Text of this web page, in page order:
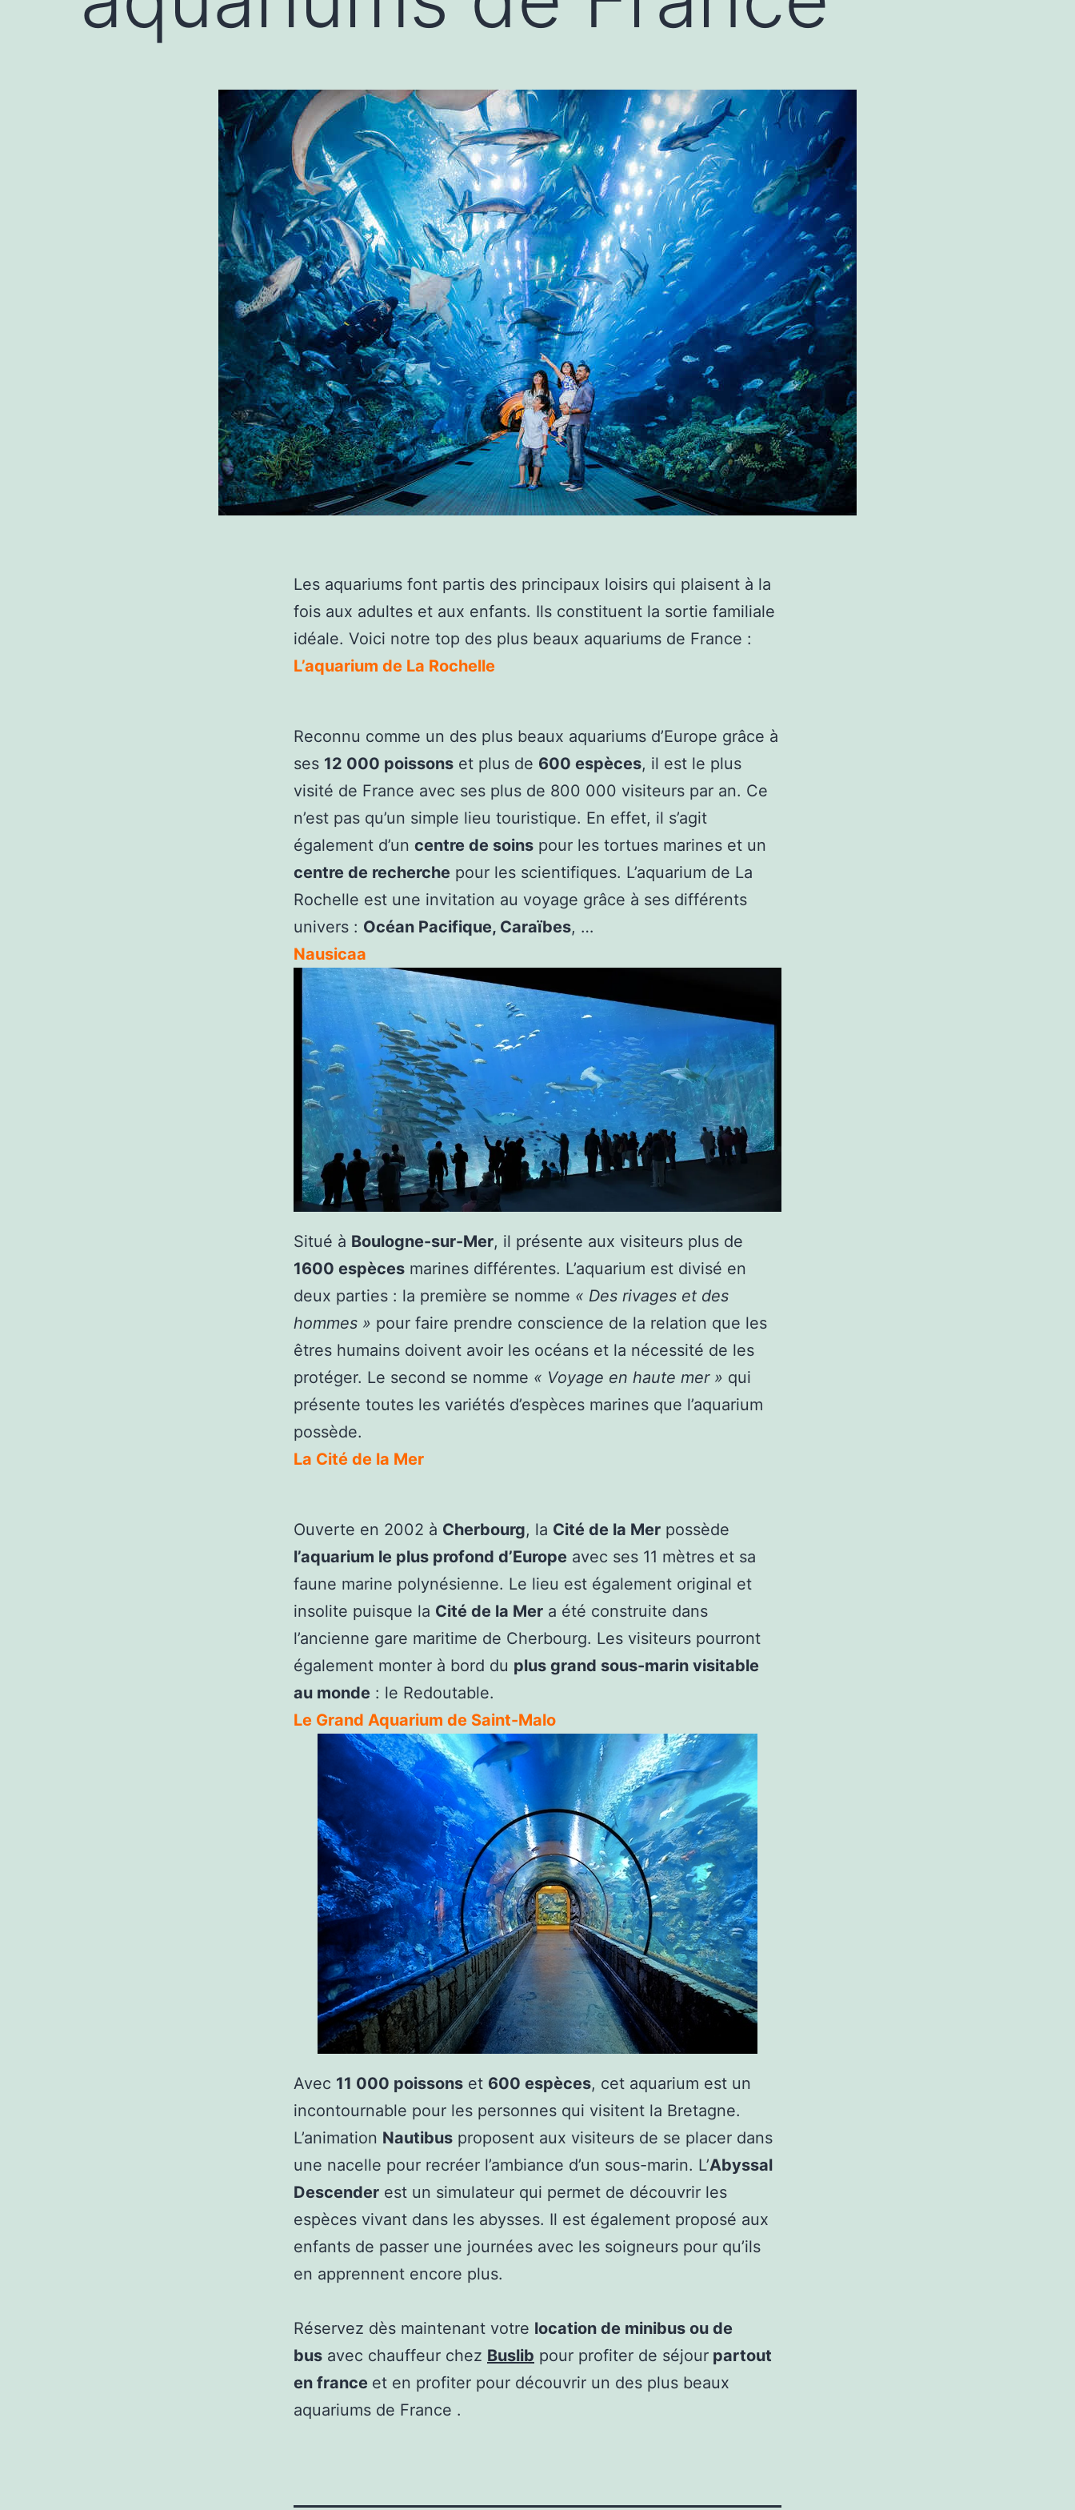
Les aquariums font partis des principaux loisirs qui plaisent à la
fois aux adultes et aux enfants. Ils constituent la sortie familiale
idéale. Voici notre top des plus beaux aquariums de France :
L’aquarium de La Rochelle
Reconnu comme un des plus beaux aquariums d’Europe grâce à
ses 12 000 poissons et plus de 600 espèces, il est le plus
visité de France avec ses plus de 800 000 visiteurs par an. Ce
n’est pas qu’un simple lieu touristique. En effet, il s’agit
également d’un centre de soins pour les tortues marines et un
centre de recherche pour les scientifiques. L’aquarium de La
Rochelle est une invitation au voyage grâce à ses différents
univers : Océan Pacifique, Caraïbes, …
Nausicaa
Situé à Boulogne-sur-Mer, il présente aux visiteurs plus de
1600 espèces marines différentes. L’aquarium est divisé en
deux parties : la première se nomme « Des rivages et des
hommes » pour faire prendre conscience de la relation que les
êtres humains doivent avoir les océans et la nécessité de les
protéger. Le second se nomme « Voyage en haute mer » qui
présente toutes les variétés d’espèces marines que l’aquarium
possède.
La Cité de la Mer
Ouverte en 2002 à Cherbourg, la Cité de la Mer possède
l’aquarium le plus profond d’Europe avec ses 11 mètres et sa
faune marine polynésienne. Le lieu est également original et
insolite puisque la Cité de la Mer a été construite dans
l’ancienne gare maritime de Cherbourg. Les visiteurs pourront
également monter à bord du plus grand sous-marin visitable
au monde : le Redoutable.
Le Grand Aquarium de Saint-Malo
Avec 11 000 poissons et 600 espèces, cet aquarium est un
incontournable pour les personnes qui visitent la Bretagne.
L’animation Nautibus proposent aux visiteurs de se placer dans
une nacelle pour recréer l’ambiance d’un sous-marin. L’Abyssal
Descender est un simulateur qui permet de découvrir les
espèces vivant dans les abysses. Il est également proposé aux
enfants de passer une journées avec les soigneurs pour qu’ils
en apprennent encore plus.
Réservez dès maintenant votre location de minibus ou de
bus avec chauffeur chez Buslib pour profiter de séjour partout
en france et en profiter pour découvrir un des plus beaux
aquariums de France .